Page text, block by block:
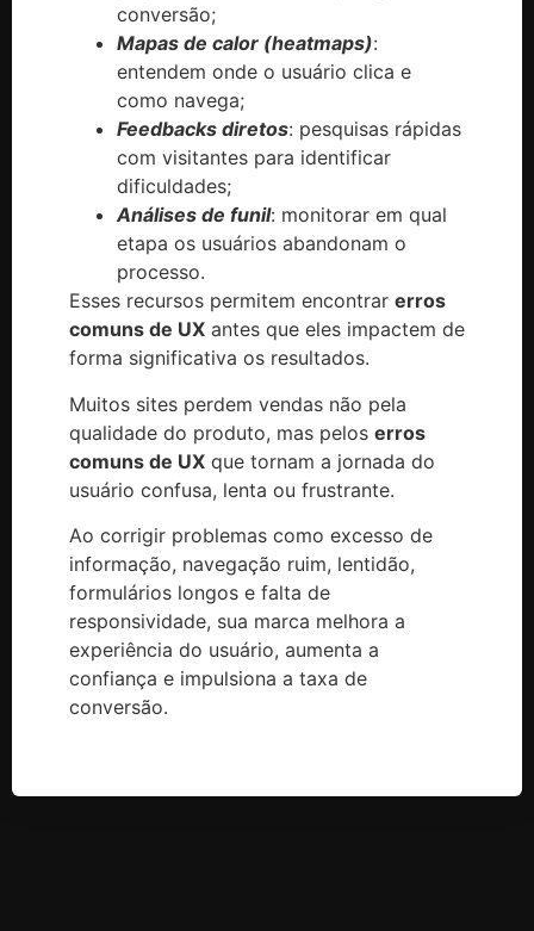
conversão;
Mapas de calor (heatmaps):
entendem onde o usuário clica e
como navega;
Feedbacks diretos: pesquisas rápidas
com visitantes para identificar
dificuldades;
Análises de funil: monitorar em qual
etapa os usuários abandonam o
processo.
Esses recursos permitem encontrar erros
comuns de UX antes que eles impactem de
forma significativa os resultados.
Muitos sites perdem vendas não pela
qualidade do produto, mas pelos erros
comuns de UX que tornam a jornada do
usuário confusa, lenta ou frustrante.
Ao corrigir problemas como excesso de
informação, navegação ruim, lentidão,
formulários longos e falta de
responsividade, sua marca melhora a
experiência do usuário, aumenta a
confiança e impulsiona a taxa de
conversão.